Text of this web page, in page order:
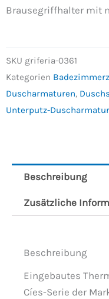
Brausegriffhalter mit
SKU griferia-0361
Kategorien
Duscharmaturen,
Unterputz-Duscharmatur
Beschreibung
Zusätzliche
Beschreibung
Eingebautes
Cíes-Serie der